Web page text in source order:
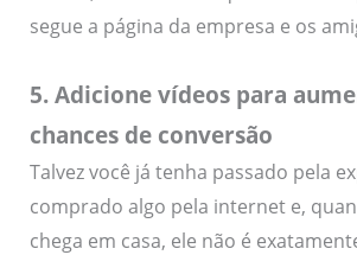
segue a página da empresa e os
5. Adicione vídeos para
chances de conversão
Talvez você já tenha passado pela
comprado algo pela internet e,
chega em casa, ele não é